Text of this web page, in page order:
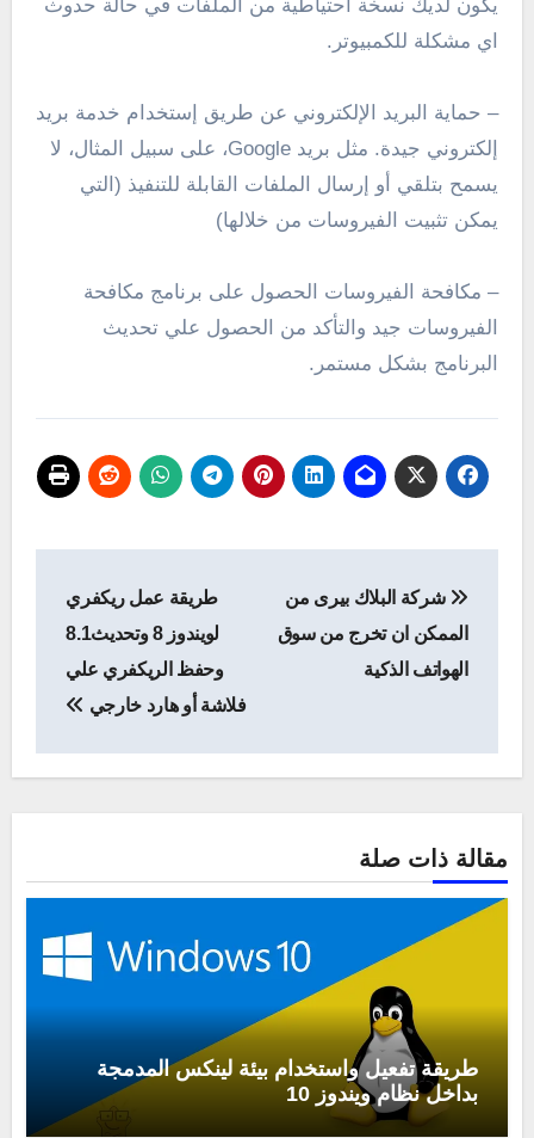
يكون لديك نسخة أحتياطية من الملفات في حالة حدوث
اي مشكلة للكمبيوتر.
– حماية البريد الإلكتروني عن طريق إستخدام خدمة بريد
إلكتروني جيدة. مثل بريد Google، على سبيل المثال، لا
يسمح بتلقي أو إرسال الملفات القابلة للتنفيذ (التي
يمكن تثبيت الفيروسات من خلالها)
– مكافحة الفيروسات الحصول على برنامج مكافحة
الفيروسات جيد والتأكد من الحصول علي تحديث
البرنامج بشكل مستمر.
المقالات
شركة البلاك بيرى من
الممكن ان تخرج من سوق
الهواتف الذكية
طريقة عمل ريكفري
لويندوز 8 وتحديث8.1
وحفظ الريكفري علي
فلاشة أو هارد خارجي
مقالة ذات صلة
طريقة تفعيل واستخدام بيئة لينكس المدمجة
بداخل نظام ويندوز 10